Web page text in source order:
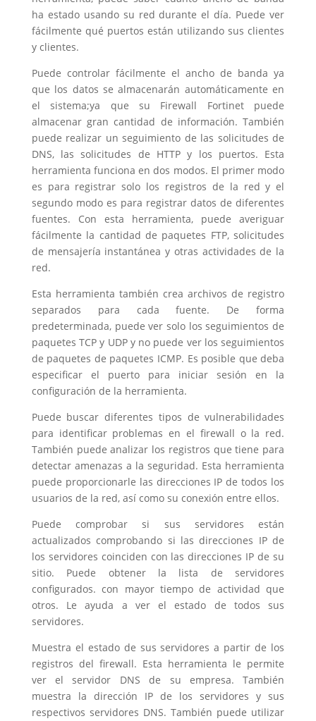
ha estado usando su red durante el día. Puede ver
fácilmente qué puertos están utilizando sus clientes
y clientes.
Puede controlar fácilmente el ancho de banda ya
que los datos se almacenarán automáticamente en
el sistema;ya que su Firewall Fortinet puede
almacenar gran cantidad de información. También
puede realizar un seguimiento de las solicitudes de
DNS, las solicitudes de HTTP y los puertos. Esta
herramienta funciona en dos modos. El primer modo
es para registrar solo los registros de la red y el
segundo modo es para registrar datos de diferentes
fuentes. Con esta herramienta, puede averiguar
fácilmente la cantidad de paquetes FTP, solicitudes
de mensajería instantánea y otras actividades de la
red.
Esta herramienta también crea archivos de registro
separados para cada fuente. De forma
predeterminada, puede ver solo los seguimientos de
paquetes TCP y UDP y no puede ver los seguimientos
de paquetes de paquetes ICMP. Es posible que deba
especificar el puerto para iniciar sesión en la
configuración de la herramienta.
Puede buscar diferentes tipos de vulnerabilidades
para identificar problemas en el firewall o la red.
También puede analizar los registros que tiene para
detectar amenazas a la seguridad. Esta herramienta
puede proporcionarle las direcciones IP de todos los
usuarios de la red, así como su conexión entre ellos.
Puede comprobar si sus servidores están
actualizados comprobando si las direcciones IP de
los servidores coinciden con las direcciones IP de su
sitio. Puede obtener la lista de servidores
configurados. con mayor tiempo de actividad que
otros. Le ayuda a ver el estado de todos sus
servidores.
Muestra el estado de sus servidores a partir de los
registros del firewall. Esta herramienta le permite
ver el servidor DNS de su empresa. También
muestra la dirección IP de los servidores y sus
respectivos servidores DNS. También puede utilizar